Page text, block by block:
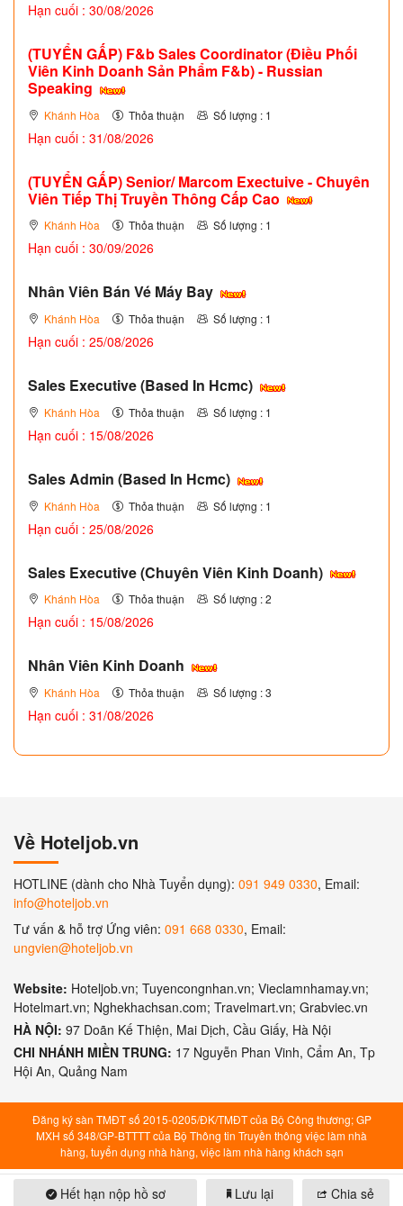
Hạn cuối : 30/08/2026
(TUYỂN GẤP) F&b Sales Coordinator (Điều Phối
Viên Kinh Doanh Sản Phẩm F&b) - Russian
Speaking
Khánh Hòa Thỏa thuận Số lượng : 1
Hạn cuối : 31/08/2026
(TUYỂN GẤP)Senior/ Marcom Exectuive - Chuyên
Viên Tiếp Thị Truyền Thông Cấp Cao
Khánh Hòa Thỏa thuận Số lượng : 1
Hạn cuối : 30/09/2026
Nhân Viên Bán Vé Máy Bay
Khánh Hòa Thỏa thuận Số lượng : 1
Hạn cuối : 25/08/2026
Sales Executive (Based In Hcmc)
Khánh Hòa Thỏa thuận Số lượng : 1
Hạn cuối : 15/08/2026
Sales Admin (Based In Hcmc)
Khánh Hòa Thỏa thuận Số lượng : 1
Hạn cuối : 25/08/2026
Sales Executive (Chuyên Viên Kinh Doanh)
Khánh Hòa Thỏa thuận Số lượng : 2
Hạn cuối : 15/08/2026
Nhân Viên Kinh Doanh
Khánh Hòa Thỏa thuận Số lượng : 3
Hạn cuối : 31/08/2026
Hết hạn nộp hồ sơ Lưu lại Chia sẻ
Về Hoteljob.vn
HOTLINE (dành cho Nhà Tuyển dụng): 091 949 0330, Email:
info@hoteljob.vn
Tư vấn & hỗ trợ Ứng viên: 091 668 0330, Email:
ungvien@hoteljob.vn
Website: Hoteljob.vn; Tuyencongnhan.vn; Vieclamnhamay.vn;
Hotelmart.vn; Nghekhachsan.com; Travelmart.vn; Grabviec.vn
HÀ NỘI: 97 Doãn Kế Thiện, Mai Dịch, Cầu Giấy, Hà Nội
CHI NHÁNH MIỀN TRUNG: 17 Nguyễn Phan Vinh, Cẩm An, Tp
Hội An, Quảng Nam
Đăng ký sàn TMĐT số 2015-0205/ĐK/TMĐT của Bộ Công thương; GP
MXH số 348/GP-BTTTT của Bộ Thông tin Truyền thông việc làm nhà
hàng, tuyển dụng nhà hàng, việc làm nhà hàng khách sạn